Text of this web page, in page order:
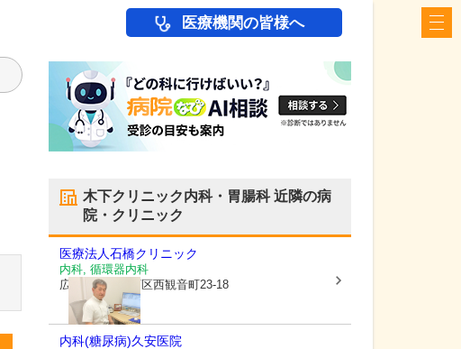
医療機関の皆様へ
木下クリニック内科・胃腸科近隣の病
院・クリニック
医療法人石橋クリニック
内科, 循環器内科
広島県広島市西区西観音町23-18
内科(糖尿病)久安医院